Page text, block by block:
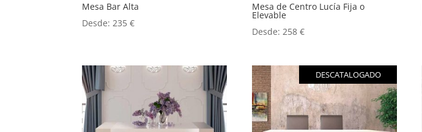
Mesa Bar Alta
Desde:235€
Mesa de Centro Lucía Fija o
Elevable
Desde:258€
DESCATALOGADO